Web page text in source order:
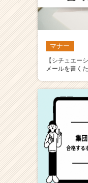
マナー
【シチュエー
メールを書く